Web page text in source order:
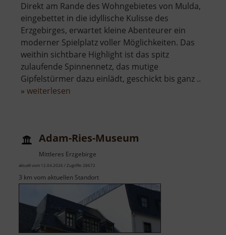
Direkt am Rande des Wohngebietes von Mulda,
eingebettet in die idyllische Kulisse des
Erzgebirges, erwartet kleine Abenteurer ein
moderner Spielplatz voller Möglichkeiten. Das
weithin sichtbare Highlight ist das spitz
zulaufende Spinnennetz, das mutige
Gipfelstürmer dazu einlädt, geschickt bis ganz ..
» weiterlesen
Adam-Ries-Museum
Mittleres Erzgebirge
aktuell vom 12.04.2026 / Zugriffe: 28672
3 km vom aktuellen Standort